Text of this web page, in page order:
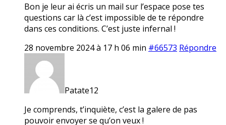
Bon je leur ai écris un mail sur l’espace pose tes
questions car là c’est impossible de te répondre
dans ces conditions. C’est juste infernal !
28 novembre 2024 à 17 h 06 min #66573 Répondre
Patate12
Je comprends, t’inquiète, c’est la galere de pas
pouvoir envoyer se qu’on veux !